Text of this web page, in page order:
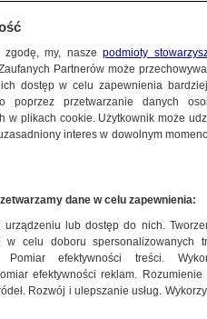
zgodę, my, naszepodmioty
Partnerów może
dostęp w celu zapewnienia
poprzez przetwarzanie danych
w plikach cookie. Użytkownik może
interes w dowolnym
dane w celu zapewnienia:
urządzeniu lub dostęp do nich.
w celu doboru spersonalizowanych
Pomiar efektywności treści.
efektywności reklam.
Rozwój i ulepszanie usług.